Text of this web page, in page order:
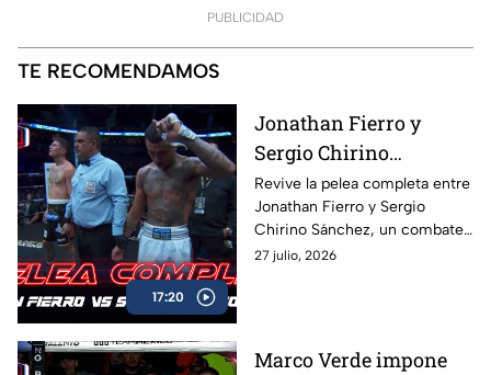
PUBLICIDAD
TE RECOMENDAMOS
17:20
Jonathan Fierro y
Sergio Chirino
protagonizan una
guerra sobre el ring
Revive la pelea completa entre
Jonathan Fierro y Sergio
Chirino Sánchez, un combate
lleno de intensidad,
27 julio, 2026
Marco Verde impone